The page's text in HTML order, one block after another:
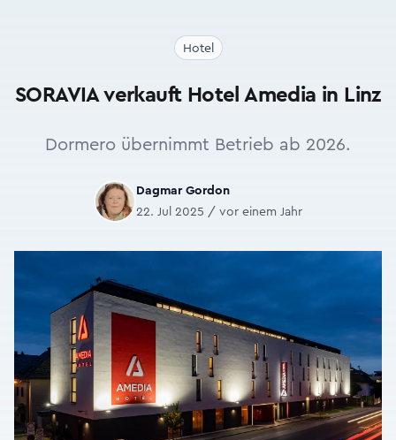
Hotel
SORAVIA verkauft Hotel Amedia in Linz
Dormero übernimmt Betrieb ab 2026.
Dagmar Gordon
22. Jul 2025 / vor einem Jahr